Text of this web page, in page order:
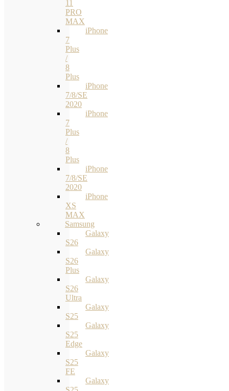
11
PRO
MAX
iPhone
7
Plus
/
8
Plus
iPhone
7/8/SE
2020
iPhone
7
Plus
/
8
Plus
iPhone
7/8/SE
2020
iPhone
XS
MAX
Samsung
Galaxy
S26
Galaxy
S26
Plus
Galaxy
S26
Ultra
Galaxy
S25
Galaxy
S25
Edge
Galaxy
S25
FE
Galaxy